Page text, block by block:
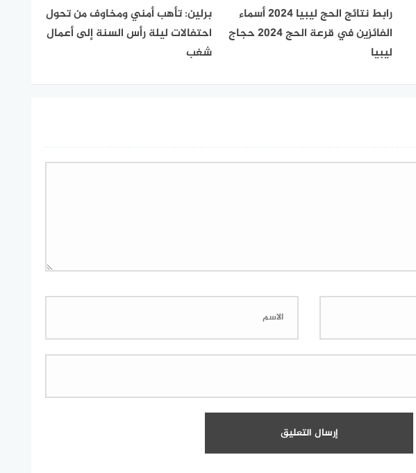
رابط نتائج الحج ليبيا 2024 أسماء
الفائزين في قرعة الحج 2024 حجاج
ليبيا
برلين: تأهب أمني ومخاوف من تحول
احتفالات ليلة رأس السنة إلى أعمال
شغب